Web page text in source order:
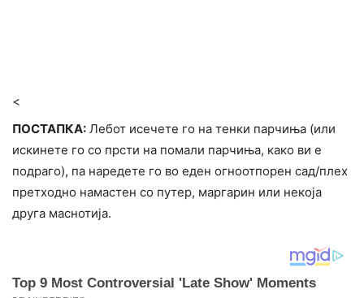
<
ПОСТАПКА: Лебот исечете го на тенки парчиња (или
искинете го со прсти на помали парчиња, како ви е
подраго), па наредете го во еден огноотпорен сад/плех
претходно намастен со путер, маргарин или некоја
друга маснотија.